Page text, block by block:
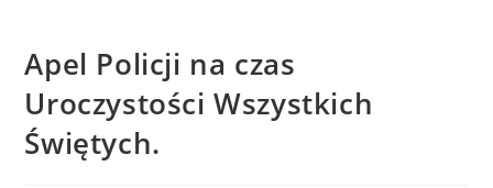
Apel Policji na czas
Uroczystości Wszystkich
Świętych.